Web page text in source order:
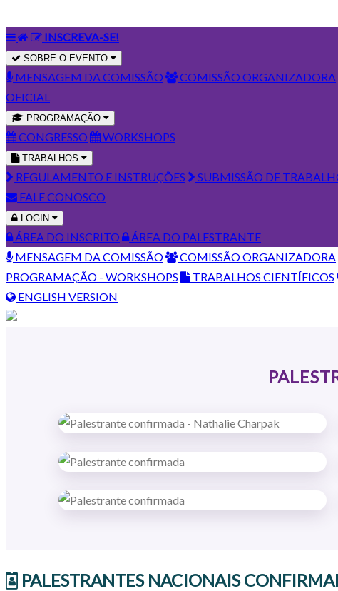
INSCREVA-SE!
SOBRE O EVENTO
MENSAGEM DA COMISSÃO COMISSÃO ORGANIZADORA
OFICIAL
PROGRAMAÇÃO
CONGRESSO WORKSHOPS
TRABALHOS
REGULAMENTO E INSTRUÇÕES
SUBMISSÃO DE
FALE CONOSCO
LOGIN
ÁREA DO INSCRITO
ÁREA DO PALESTRANTE
MENSAGEM DA COMISSÃO
COMISSÃO ORGANIZADORA
PROGRAMAÇÃO - WORKSHOPS
TRABALHOS CIENTÍFICOS
ENGLISH VERSION
PALESTRANTES NACIONAIS